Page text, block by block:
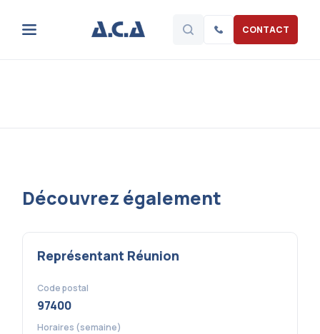
CONTACT
Découvrez également
Représentant Réunion
Code postal
97400
Horaires (semaine)